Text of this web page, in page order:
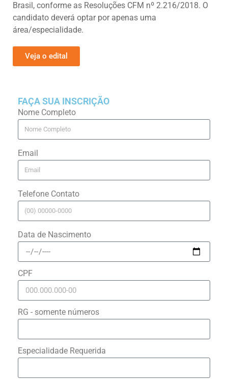
Brasil, conforme as Resoluções CFM nº 2.216/2018. O
candidato deverá optar por apenas uma
área/especialidade.
Veja o edital
FAÇA SUA INSCRIÇÃO
Nome Completo
Email
Telefone Contato
Data de Nascimento
CPF
RG - somente números
Especialidade Requerida